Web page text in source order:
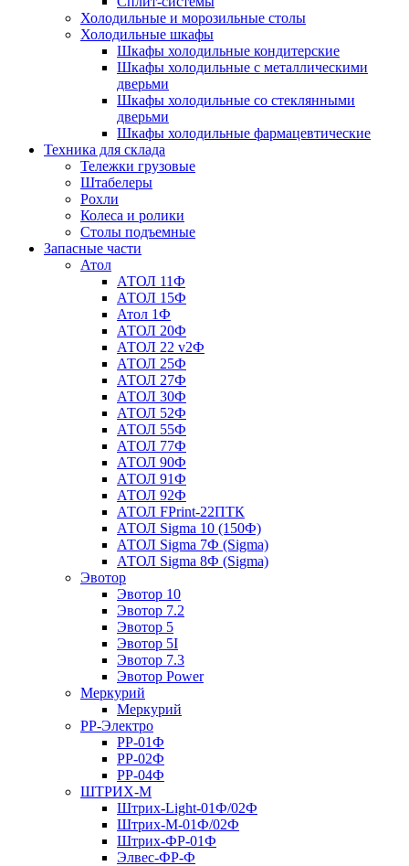
Холодильные и морозильные столы
Холодильные шкафы
Шкафы холодильные кондитерские
Шкафы холодильные с металлическими
дверьми
Шкафы холодильные со стеклянными
дверьми
Шкафы холодильные фармацевтические
Техника для склада
Тележки грузовые
Штабелеры
Рохли
Колеса и ролики
Столы подъемные
Запасные части
Атол
АТОЛ 11Ф
АТОЛ 15Ф
Атол 1Ф
АТОЛ 20Ф
АТОЛ 22 v2Ф
АТОЛ 25Ф
АТОЛ 27Ф
АТОЛ 30Ф
АТОЛ 52Ф
АТОЛ 55Ф
АТОЛ 77Ф
АТОЛ 90Ф
АТОЛ 91Ф
АТОЛ 92Ф
АТОЛ FPrint-22ПТК
АТОЛ Sigma 10 (150Ф)
АТОЛ Sigma 7Ф (Sigma)
АТОЛ Sigma 8Ф (Sigma)
Эвотор
Эвотор 10
Эвотор 7.2
Эвотор 5
Эвотор 5I
Эвотор 7.3
Эвотор Power
Меркурий
Меркурий
РР-Электро
РР-01Ф
РР-02Ф
РР-04Ф
ШТРИХ-М
Штрих-Light-01Ф/02Ф
Штрих-М-01Ф/02Ф
Штрих-ФР-01Ф
Элвес-ФР-Ф